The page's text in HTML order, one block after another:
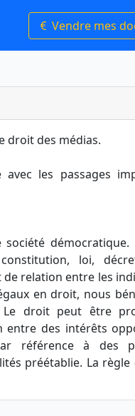
Vendre mes
droit des médias.
les passages
démocratique.
loi,
relation entre les
en droit, nous
droit peut être
entre des intérêts
référence à des
préétablie. La